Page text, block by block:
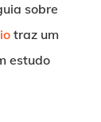
sobre
traz um
estudo